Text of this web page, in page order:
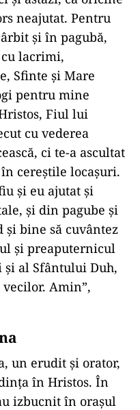
neajutat. Pentru
și în pagubă,
lacrimi,
Sfinte și Mare
pentru mine
Fiul lui
cu vederea
ci te-a ascultat
cereștile locașuri.
și eu ajutat și
și din pagube și
și bine să cuvântez
și preaputernicul
al Sfântului Duh,
Amin”,
un erudit şi orator,
în Hristos. În
izbucnit în oraşul